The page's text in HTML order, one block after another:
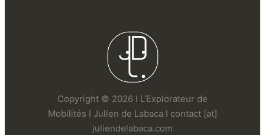
Copyright © 2026 I L’Explorateur de
Mobilités I Julien de Labaca I contact [at]
juliendelabaca.com